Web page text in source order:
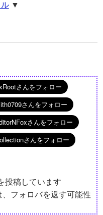
▼
投稿しています
フォロバを返す可能性